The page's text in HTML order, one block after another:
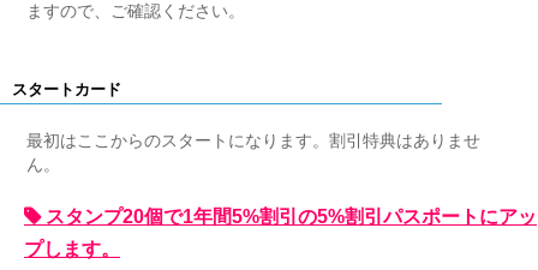
ますので、ご確認ください。
スタートカード
最初はここからのスタートになります。割引特典はありませ
ん。
スタンプ20個で1年間5%割引の5%割引パスポートにアッ
プします。